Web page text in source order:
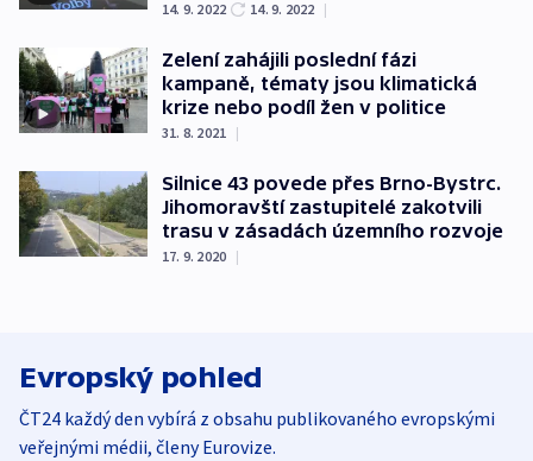
14. 9. 2022 14. 9. 2022 |
Zelení zahájili poslední fázi
kampaně, tématy jsou klimatická
krize nebo podíl žen v politice
31. 8. 2021 |
Silnice 43 povede přes Brno-Bystrc.
Jihomoravští zastupitelé zakotvili
trasu v zásadách územního rozvoje
17. 9. 2020 |
Evropský pohled
ČT24 každý den vybírá z obsahu publikovaného evropskými
veřejnými médii, členy Eurovize.